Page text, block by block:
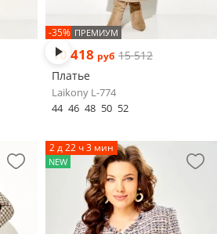
-35% ПРЕМИУМ
10 418 руб 15 512
Платье
Laikony L-774
44 46 48 50 52
2 д 22 ч 3 мин
NEW